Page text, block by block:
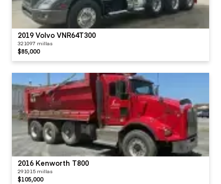
2019 Volvo VNR64T300
321097 millas
$85,000
2016 Kenworth T800
291015 millas
$105,000